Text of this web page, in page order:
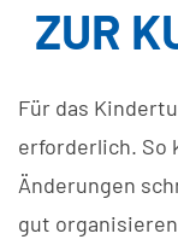
ZUR
Für das
erforderlich. So
Änderungen
gut